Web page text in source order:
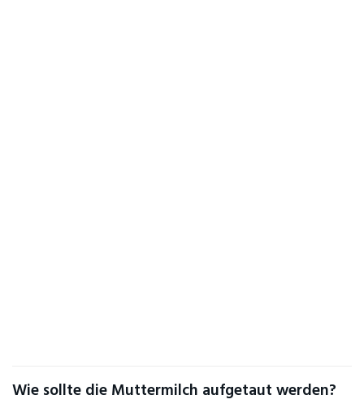
Wie sollte die Muttermilch aufgetaut werden?